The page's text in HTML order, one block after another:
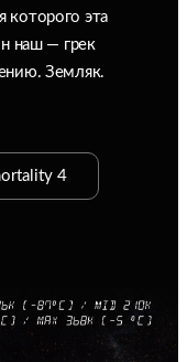
которого эта
наш — грек
Земляк.
4